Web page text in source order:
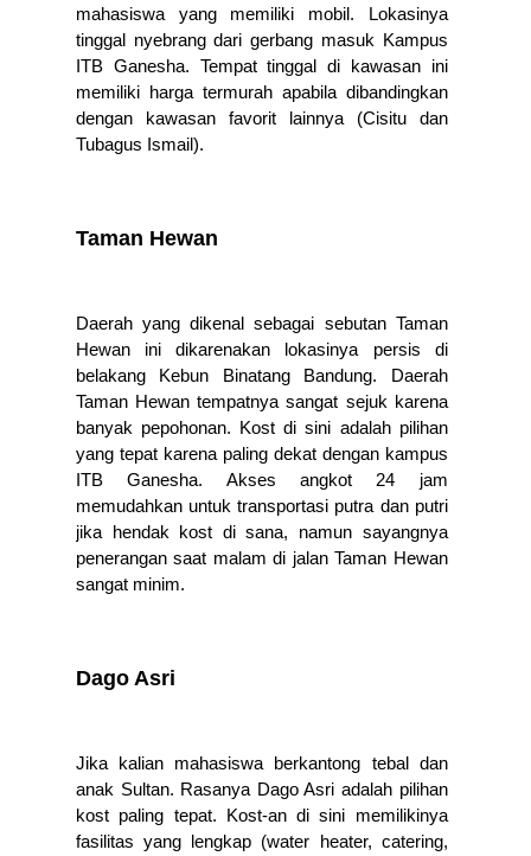
mahasiswa yang memiliki mobil. Lokasinya
tinggal nyebrang dari gerbang masuk Kampus
ITB Ganesha. Tempat tinggal di kawasan ini
memiliki harga termurah apabila dibandingkan
dengan kawasan favorit lainnya (Cisitu dan
Tubagus Ismail).
Taman Hewan
Daerah yang dikenal sebagai sebutan Taman
Hewan ini dikarenakan lokasinya persis di
belakang Kebun Binatang Bandung. Daerah
Taman Hewan tempatnya sangat sejuk karena
banyak pepohonan. Kost di sini adalah pilihan
yang tepat karena paling dekat dengan kampus
ITB Ganesha. Akses angkot 24 jam
memudahkan untuk transportasi putra dan putri
jika hendak kost di sana, namun sayangnya
penerangan saat malam di jalan Taman Hewan
sangat minim.
Dago Asri
Jika kalian mahasiswa berkantong tebal dan
anak Sultan. Rasanya Dago Asri adalah pilihan
kost paling tepat. Kost-an di sini memilikinya
fasilitas yang lengkap (water heater, catering,